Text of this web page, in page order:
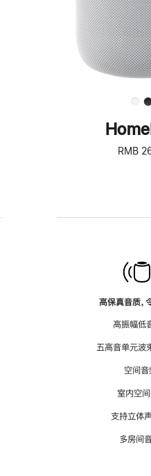
RMB
高保真音质，
高振幅低
五高音单元波
空间音
室内空
支持立体
多房间